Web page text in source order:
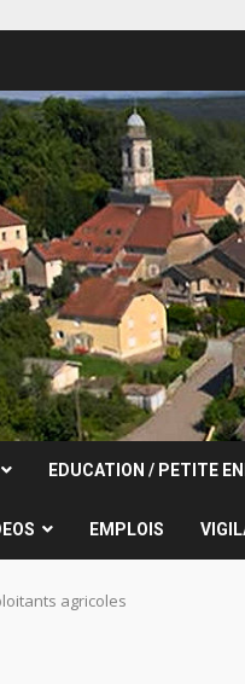
EDUCATION / PETITE
EMPLOIS
agricoles